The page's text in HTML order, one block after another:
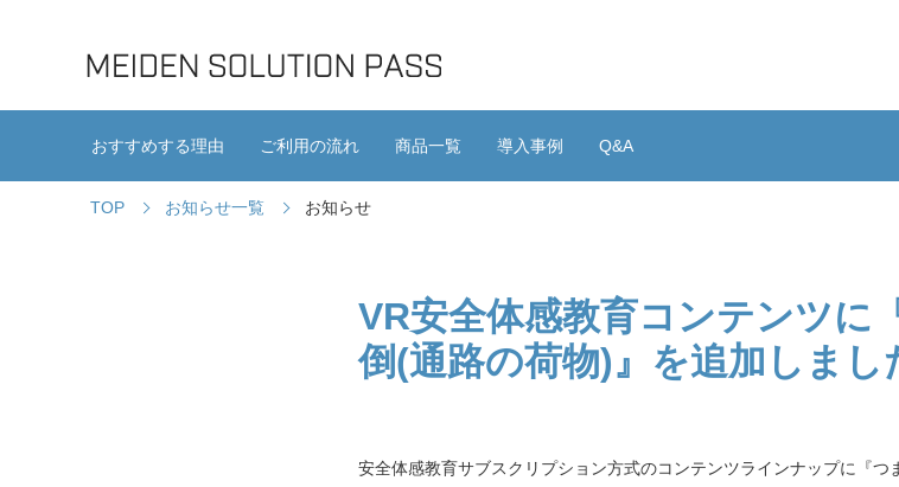
おすすめする理由 ご利用の流れ 商品一覧 導入事例 Q&A
TOP お知らせ一覧 お知らせ
VR安全体感教育コンテンツに
倒(通路の荷物)』を追加しまし
安全体感教育サブスクリプション方式のコンテンツラインナップに『つ